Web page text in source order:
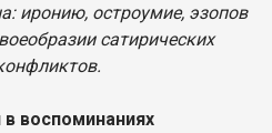
иронию, остроумие, эзопов
сатирических
воспоминаниях